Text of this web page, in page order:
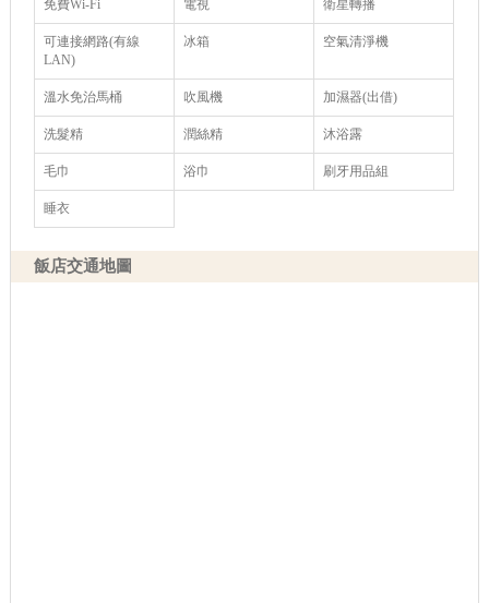
免費Wi-Fi 電視 衛星轉播
可連接網路(有線
LAN)
冰箱 空氣清淨機
溫水免治馬桶 吹風機 加濕器(出借)
洗髮精 潤絲精 沐浴露
毛巾 浴巾 刷牙用品組
睡衣
飯店交通地圖